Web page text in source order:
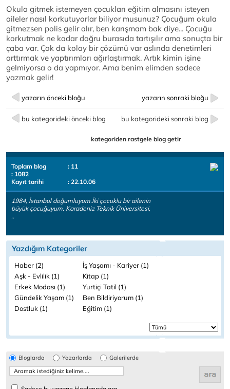
Okula gitmek istemeyen çocukları eğitim almasını isteyen
aileler nasıl korkutuyorlar biliyor musunuz? Çocuğum okula
gitmezsen polis gelir alır, ben karışmam bak diye... Çocuğu
korkutmak ne kadar doğru burasıda tartışılır ama sonuçta bir
çaba var. Çok da kolay bir çözümü var aslında denetimleri
arttırmak ve yaptırımları ağırlaştırmak. Artık kimin işine
gelmiyorsa o da yapmıyor. Ama benim elimden sadece
yazmak gelir!
yazarın önceki bloğu yazarın sonraki bloğu
bu kategorideki önceki blog bu kategorideki sonraki blog
kategoriden rastgele blog getir
Toplam blog
: 11
: 1082
Kayıt tarihi
: 22.10.06
1984, İstanbul doğumluyum.İki çocuklu bir ailenin
büyük çocuğuyum. Karadeniz Teknik Üniversitesi,
..
Yazdığım Kategoriler
Haber (2)
İş Yaşamı - Kariyer (1)
Aşk - Evlilik (1)
Kitap (1)
Erkek Modası (1)
Yurtiçi Tatil (1)
Gündelik Yaşam (1)
Ben Bildiriyorum (1)
Dostluk (1)
Eğitim (1)
Bloglarda Yazarlarda Galerilerde